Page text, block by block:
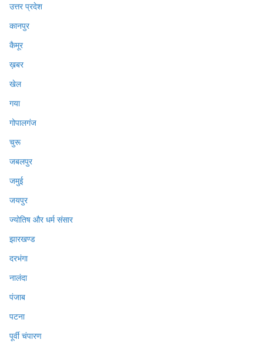
उत्तर प्रदेश
कानपुर
कैमूर
ख़बर
खेल
गया
गोपालगंज
चुरू
जबलपुर
जमुई
जयपुर
ज्योतिष और धर्म संसार
झारखण्ड
दरभंगा
नालंदा
पंजाब
पटना
पूर्वी चंपारण